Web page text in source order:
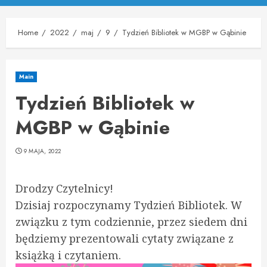
Menu
Home 2022 maj 9 Tydzień Bibliotek w MGBP w Gąbinie
Main
Tydzień Bibliotek w
MGBP w Gąbinie
9 MAJA, 2022
Drodzy Czytelnicy!
Dzisiaj rozpoczynamy Tydzień Bibliotek. W
związku z tym codziennie, przez siedem dni
będziemy prezentowali cytaty związane z
książką i czytaniem.